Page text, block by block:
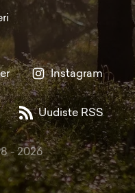
Instagram
Uudiste RSS
-2026